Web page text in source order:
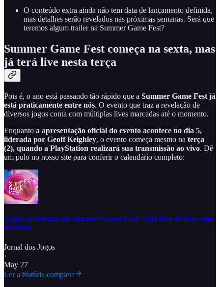
O conteúdo extra ainda não tem data de lançamento definida,
mas detalhes serão revelados nas próximas semanas. Será que
teremos algum trailer na Summer Game Fest?
Summer Game Fest começa na sexta, mas
já terá live nesta terça
Pois é, o ano está passando tão rápido que a Summer Game Fest já
está praticamente entre nós. O evento que traz a revelação de
diversos jogos conta com múltiplas lives marcadas até o momento.
Enquanto a apresentação oficial do evento acontece no dia 5,
liderada por Geoff Keighley, o evento começa mesmo na terça
(2), quando a PlayStation realizará sua transmissão ao vivo. Dê
um pulo no nosso site para conferir o calendário completo:
Todos os eventos da Summer Game Fest: Veja lista de lives com
horários
Jornal dos Jogos
·
May 27
Ler a história completa